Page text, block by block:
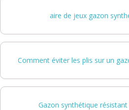
aire de jeux gazon
Comment éviter les plis sur un
Gazon synthétique